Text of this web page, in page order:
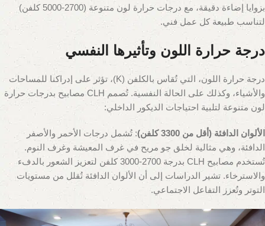
بزوايا إضاءة دقيقة، مع درجات حرارة لون متنوعة (2700-5000 كلفن)
لتناسب طبيعة كل عمل فني.
درجة حرارة اللون وتأثيرها النفسي
درجة حرارة اللون، التي تُقاس بالكلفن (K)، تؤثر على إدراكنا للمساحات
والأشياء، وكذلك على الحالة النفسية. تُصمم CLH مصابيح بدرجات حرارة
لون متنوعة لتلبية احتياجات الديكور الداخلي:
الألوان الدافئة (أقل من 3300 كلفن)
: تُشمل درجات الأحمر والأصفر
الدافئة، وهي مثالية لخلق جو مريح في غرف المعيشة وغرف النوم.
تُستخدم مصابيح CLH بدرجة 2700-3000 كلفن لتعزيز الشعور بالدفء
والاسترخاء. تشير الدراسات إلى أن الألوان الدافئة تُقلل من مستويات
التوتر وتُعزز التفاعل الاجتماعي.